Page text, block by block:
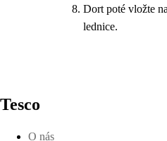
Dort poté vložte
lednice.
Tesco
O nás